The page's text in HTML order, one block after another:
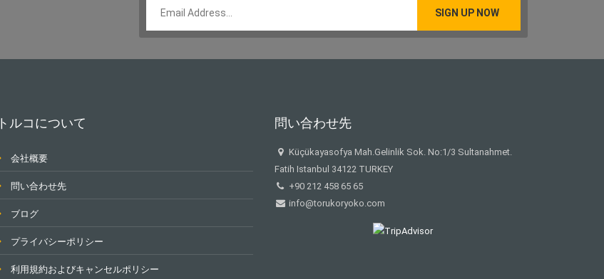
トルコについて
会社概要
問い合わせ先
ブログ
プライバシーポリシー
利用規約およびキャンセルポリシー
問い合わせ先
Küçükayasofya Mah.Gelinlik Sok. No:1/3 Sultanahmet.
Fatih Istanbul 34122 TURKEY
+90 212 458 65 65
info@torukoryoko.com